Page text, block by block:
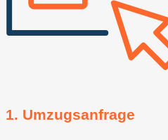
1. Umzugsanfrage